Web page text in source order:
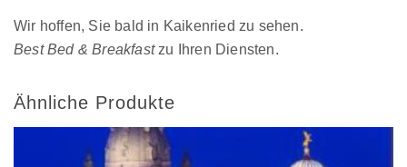
Wir hoffen, Sie bald in Kaikenried zu sehen.
Best Bed & Breakfastzu Ihren Diensten.
Ähnliche Produkte